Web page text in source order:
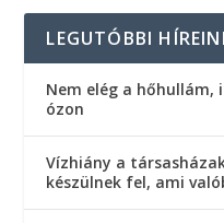
LEGUTÓBBI
Nem elég a hőhullám,
ózon
Vízhiány a
készülnek fel, ami